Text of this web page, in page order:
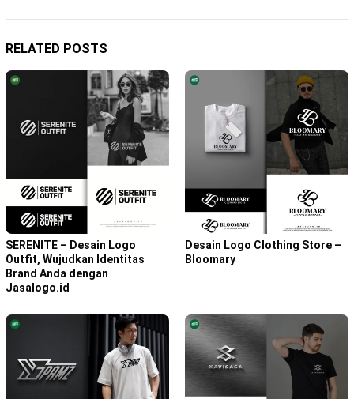
RELATED POSTS
SERENITE – Desain Logo
Outfit, Wujudkan Identitas
Brand Anda dengan
Jasalogo.id
Desain Logo Clothing Store –
Bloomary